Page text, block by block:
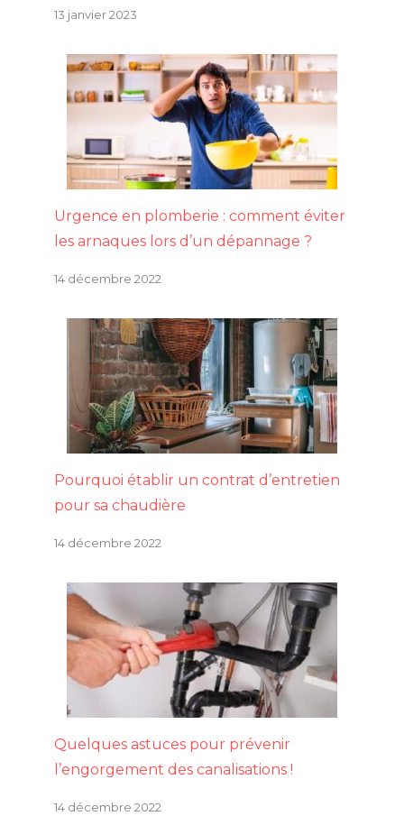
13 janvier 2023
Urgence en plomberie : comment éviter
les arnaques lors d’un dépannage ?
14 décembre 2022
Pourquoi établir un contrat d’entretien
pour sa chaudière
14 décembre 2022
Quelques astuces pour prévenir
l’engorgement des canalisations !
14 décembre 2022